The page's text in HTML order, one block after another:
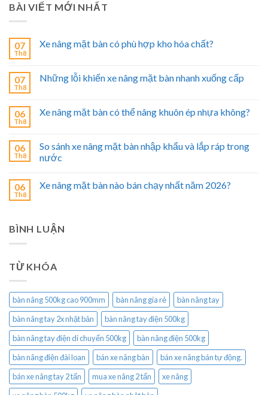
BÀI VIẾT MỚI NHẤT
07
Th8
Xe nâng mặt bàn có phù hợp kho hóa chất?
07
Th8
Những lỗi khiến xe nâng mặt bàn nhanh xuống cấp
06
Th8
Xe nâng mặt bàn có thể nâng khuôn ép nhựa không?
06
Th8
So sánh xe nâng mặt bàn nhập khẩu và lắp ráp trong
nước
06
Th8
Xe nâng mặt bàn nào bán chạy nhất năm 2026?
BÌNH LUẬN
TỪ KHÓA
bàn nâng 500kg cao 900mm bàn nâng gía rẻ
bàn nâng tay
bàn nâng tay 2x nhật bản
bàn nâng tay điện 500kg
bàn nâng tay điện di chuyển 500kg
bàn nâng điện 500kg
bàn nâng điện đài loan
bán xe nâng bàn
bán xe nâng bán tự động.
bán xe nâng tay 2 tấn
mua xe nâng 2 tấn
xe nâng